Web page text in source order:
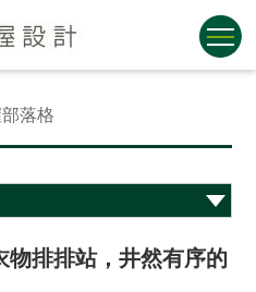
落格
物排排站，井然有序的